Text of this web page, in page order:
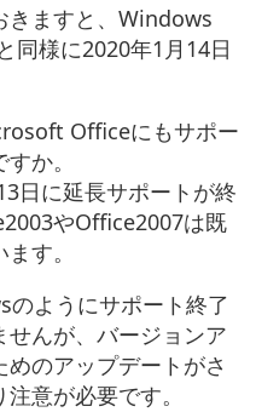
お問い合わせ
きますと、Windows
同様に2020年1月14日
Officeにもサポー
か。
日に延長サポートが終
やOffice2007は既
す。
ようにサポート終了
んが、バージョンア
のアップデートがさ
意が必要です。